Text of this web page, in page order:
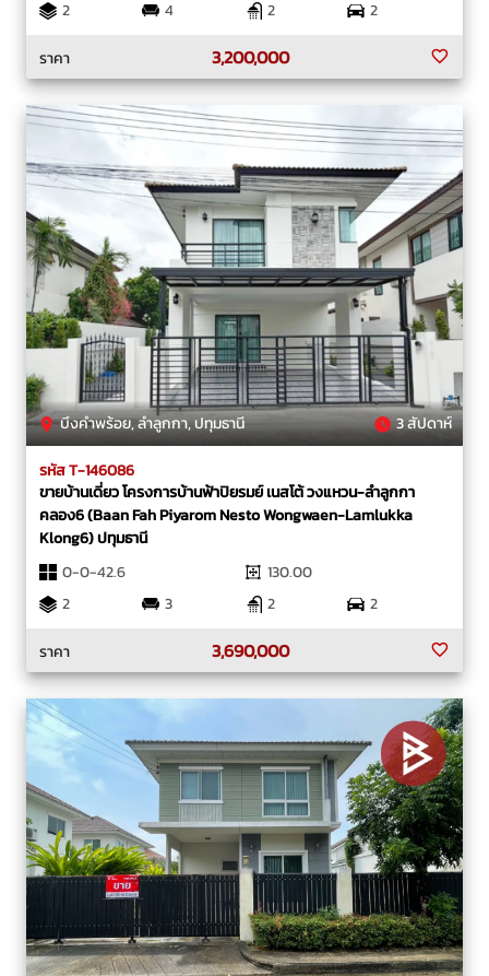
2
4 2
2
ราคา
3,200,000
บึงคำพร้อย, ลำลูกกา, ปทุมธานี 3 สัปดาห์
รหัส T-146086
ขายบ้านเดี่ยว โครงการบ้านฟ้าปิยรมย์ เนสโต้ วงแหวน-ลำลูกกา
คลอง6 (Baan Fah Piyarom Nesto Wongwaen-Lamlukka
Klong6) ปทุมธานี
0-0-42.6
130.00
2
3 2
2
ราคา
3,690,000